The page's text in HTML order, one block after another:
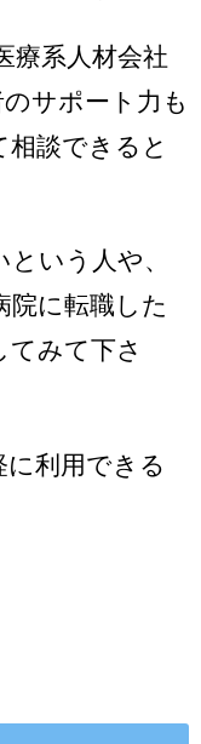
療系人材会社
サポート力も
談できると
いう人や、
院に転職した
てみて下さ
利用できる